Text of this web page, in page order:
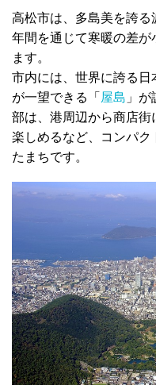
高松市は、多島美を誇る
年間を通じて寒暖の差
ます。
市内には、世界に誇る日
が一望できる「屋島 」
部は、港周辺から商店
楽しめるなど、コンパ
たまちです。